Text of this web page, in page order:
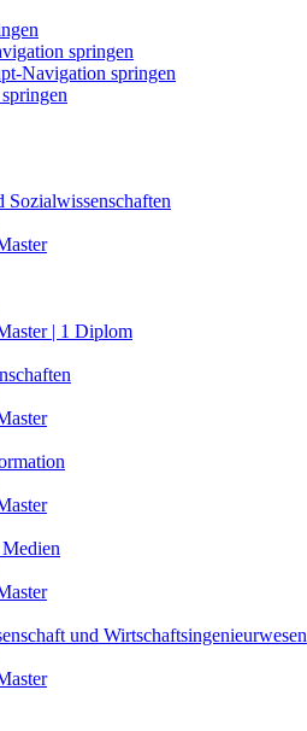
springen
Navigation springen
| 1 Diplom
und Wirtschaftsingenieurwesen